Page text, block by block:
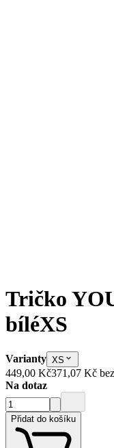
Tričko
bíléXS
Varianty XS
449,00 Kč371,07 Kč
Na dotaz
Přidat do košíku